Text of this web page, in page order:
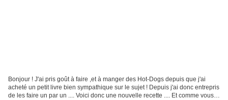
Bonjour ! J'ai pris goût à faire ,et à manger des Hot-Dogs depuis que j'ai
acheté un petit livre bien sympathique sur le sujet ! Depuis j'ai donc entrepris
de les faire un par un .... Voici donc une nouvelle recette .... Et comme vous